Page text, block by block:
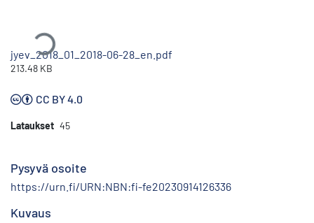
Ladataan...
jyev_2018_01_2018-06-28_en.pdf
213.48 KB
CC BY 4.0
Lataukset 45
Pysyvä osoite
https://urn.fi/URN:NBN:fi-fe20230914126336
Kuvaus